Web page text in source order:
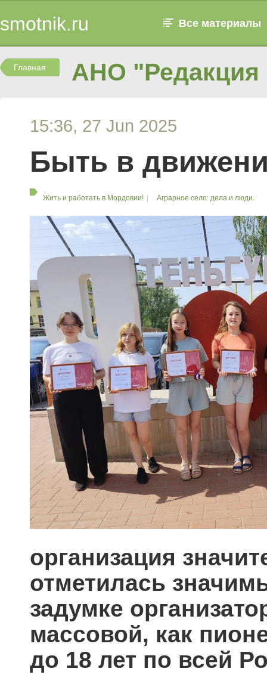
smotnik.ru Все материалы
Главная АНО "Редакция
15:36, 27 Jun 2025
Быть в
Жить и работать в Мордовии! Аграрное село: дела и люди.
организация
отметилась
задумке
массовой, как
до 18 лет по всей